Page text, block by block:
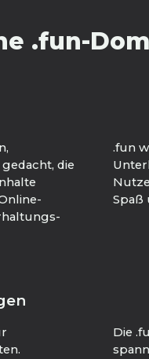
.fun-
die
.fun
Spaß
Die